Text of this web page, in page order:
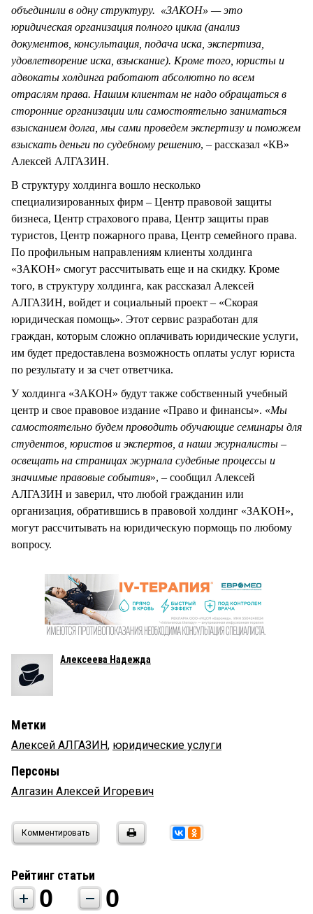
объединили в одну структуру. «ЗАКОН» — это
юридическая организация полного цикла (анализ
документов, консультация, подача иска, экспертиза,
удовлетворение иска, взыскание). Кроме того, юристы и
адвокаты холдинга работают абсолютно по всем
отраслям права. Нашим клиентам не надо обращаться в
сторонние организации или самостоятельно заниматься
взысканием долга, мы сами проведем экспертизу и поможем
взыскать деньги по судебному решению, – рассказал «КВ»
Алексей АЛГАЗИН.
В структуру холдинга вошло несколько
специализированных фирм – Центр правовой защиты
бизнеса, Центр страхового права, Центр защиты прав
туристов, Центр пожарного права, Центр семейного права.
По профильным направлениям клиенты холдинга
«ЗАКОН» смогут рассчитывать еще и на скидку. Кроме
того, в структуру холдинга, как рассказал Алексей
АЛГАЗИН, войдет и социальный проект – «Скорая
юридическая помощь». Этот сервис разработан для
граждан, которым сложно оплачивать юридические услуги,
им будет предоставлена возможность оплаты услуг юриста
по результату и за счет ответчика.
У холдинга «ЗАКОН» будут также собственный учебный
центр и свое правовое издание «Право и финансы». «Мы
самостоятельно будем проводить обучающие семинары для
студентов, юристов и экспертов, а наши журналисты –
освещать на страницах журнала судебные процессы и
значимые правовые события», – сообщил Алексей
АЛГАЗИН и заверил, что любой гражданин или
организация, обратившись в правовой холдинг «ЗАКОН»,
могут рассчитывать на юридическую пормощь по любому
вопросу.
Алексеева Надежда
Метки
Алексей АЛГАЗИН, юридические услуги
Персоны
Алгазин Алексей Игоревич
Комментировать
Рейтинг статьи
0 0